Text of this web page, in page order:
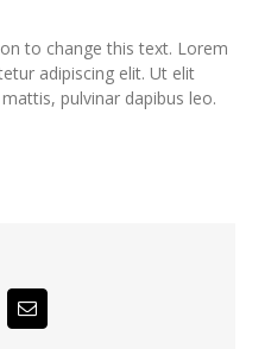
to change this text. Lorem
adipiscing elit. Ut elit
pulvinar dapibus leo.
Correo
electrónico